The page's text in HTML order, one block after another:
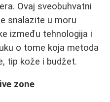
Ovaj sveobuhvatni
snalazite u moru
između tehnologija i
o tome koja metoda
tip kože i budžet.
zone